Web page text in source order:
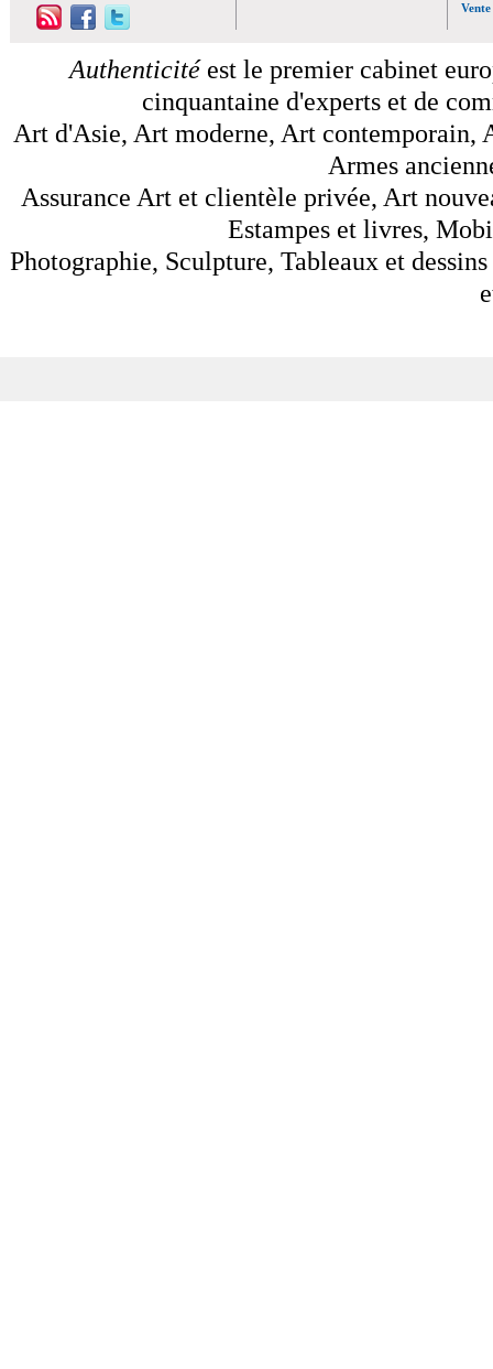
Vente
Authenticitéest le premier cabinet
cinquantaine d'experts et de
Art d'Asie, Art moderne, Art contemporain,
Armes
Assurance Art et clientèle privée, Art
Estampes et livres,
Photographie, Sculpture, Tableaux et